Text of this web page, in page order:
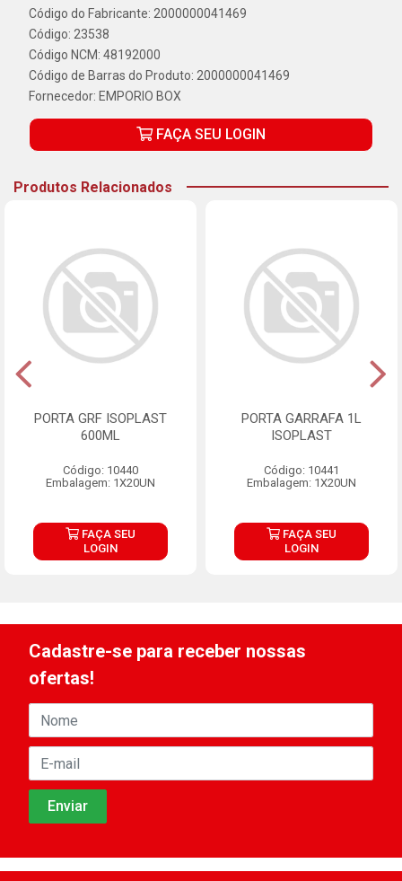
Código do Fabricante: 2000000041469
Código: 23538
Código NCM: 48192000
Código de Barras do Produto: 2000000041469
Fornecedor: EMPORIO BOX
FAÇA SEU LOGIN
Produtos Relacionados
PORTA GRF ISOPLAST
600ML
Código: 10440
Embalagem: 1X20UN
FAÇA SEU
LOGIN
PORTA GARRAFA 1L
ISOPLAST
Código: 10441
Embalagem: 1X20UN
FAÇA SEU
LOGIN
Cadastre-se para receber nossas
ofertas!